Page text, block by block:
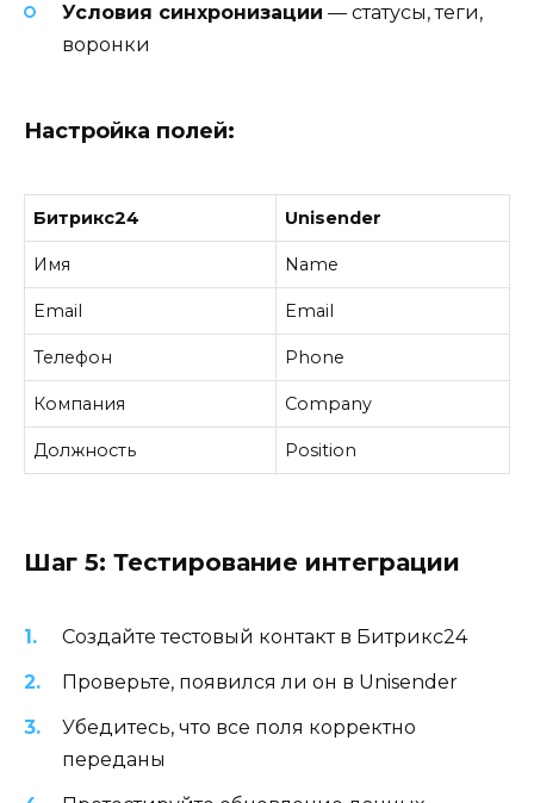
Условия синхронизации — статусы, теги,
воронки
Настройка полей:
Битрикс24 Unisender
Имя Name
Email Email
Телефон Phone
Компания Company
Должность Position
Шаг 5: Тестирование интеграции
Создайте тестовый контакт в Битрикс24
Проверьте, появился ли он в Unisender
Убедитесь, что все поля корректно
переданы